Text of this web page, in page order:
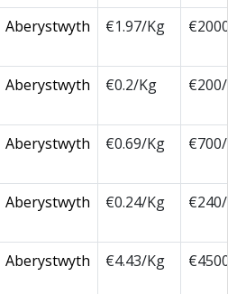
Aberystwyth €1.97/Kg €2000/
Aberystwyth €0.2/Kg €200/
Aberystwyth €0.69/Kg €700/
Aberystwyth €0.24/Kg €240/
Aberystwyth €4.43/Kg €4500/